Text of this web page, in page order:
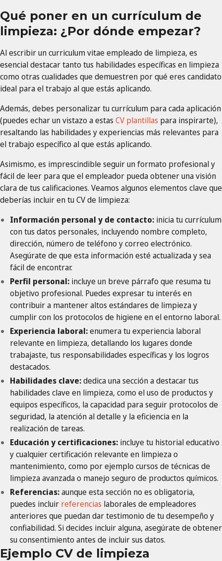
Qué poner en un currículum de
limpieza: ¿Por dónde empezar?
Al escribir un curriculum vitae empleado de limpieza, es
esencial destacar tanto tus habilidades específicas en limpieza
como otras cualidades que demuestren por qué eres candidato
ideal para el trabajo al que estás aplicando.
Además, debes personalizar tu currículum para cada aplicación
(puedes echar un vistazo a estas CV plantillas para inspirarte),
resaltando las habilidades y experiencias más relevantes para
el trabajo específico al que estás aplicando.
Asimismo, es imprescindible seguir un formato profesional y
fácil de leer para que el empleador pueda obtener una visión
clara de tus calificaciones. Veamos algunos elementos clave que
deberías incluir en tu CV de limpieza:
Información personal y de contacto: inicia tu currículum
con tus datos personales, incluyendo nombre completo,
dirección, número de teléfono y correo electrónico.
Asegúrate de que esta información esté actualizada y sea
fácil de encontrar.
Perfil personal: incluye un breve párrafo que resuma tu
objetivo profesional. Puedes expresar tu interés en
contribuir a mantener altos estándares de limpieza y
cumplir con los protocolos de higiene en el entorno laboral.
Experiencia laboral:enumera tu experiencia laboral
relevante en limpieza, detallando los lugares donde
trabajaste, tus responsabilidades específicas y los logros
destacados.
Habilidades clave:dedica una sección a destacar tus
habilidades clave en limpieza, como el uso de productos y
equipos específicos, la capacidad para seguir protocolos de
seguridad, la atención al detalle y la eficiencia en la
realización de tareas.
Educación y certificaciones: incluye tu historial educativo
y cualquier certificación relevante en limpieza o
mantenimiento, como por ejemplo cursos de técnicas de
limpieza avanzada o manejo seguro de productos químicos.
Referencias:aunque esta sección no es obligatoria,
puedes incluir referencias laborales de empleadores
anteriores que puedan dar testimonio de tu desempeño y
confiabilidad. Si decides incluir alguna, asegúrate de obtener
su consentimiento antes de incluir sus datos.
Ejemplo CV de limpieza